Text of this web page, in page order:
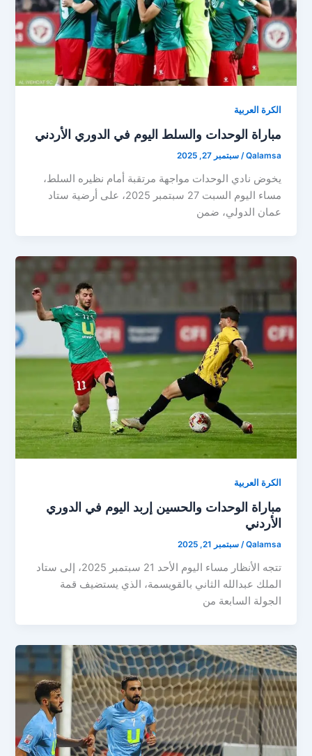
الكرة العربية
مباراة الوحدات والسلط اليوم في الدوري الأردني
Qalamsa
/سبتمبر 27, 2025
يخوض نادي الوحدات مواجهة مرتقبة أمام نظيره السلط،
مساء اليوم السبت 27 سبتمبر 2025، على أرضية ستاد
عمان الدولي، ضمن
الكرة العربية
مباراة الوحدات والحسين إربد اليوم في الدوري
الأردني
Qalamsa
/سبتمبر 21, 2025
تتجه الأنظار مساء اليوم الأحد 21 سبتمبر 2025، إلى ستاد
الملك عبدالله الثاني بالقويسمة، الذي يستضيف قمة
الجولة السابعة من